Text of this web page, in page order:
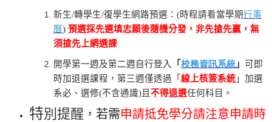
新生/轉學生/復學生網路預選：(時程請看當學期行事
曆) 預選採先選填志願後隨機分發，非先搶先贏 ， 無
須搶先上網選課
開學第一週及第二週自行登入 「校務資訊系統」
可即
時加退選課程，第三週僅透過「 線上核簽系統 」加選
系必、選修(不含通識)且 不得退選任何科目。
特別提醒 ，若需申請抵免學分請注意申請時